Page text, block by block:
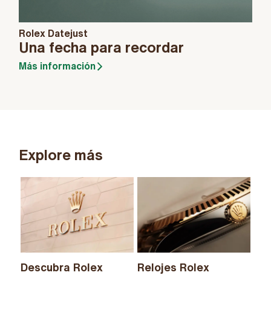
Rolex Datejust
Una fecha para recordar
Más información
Explore más
Descubra Rolex Relojes Rolex